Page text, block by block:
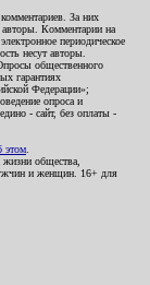
За них
авторы. Комментарии на
периодическое
несут авторы.
общественного
гарантиях
Федерации»;
опроса и
- сайт, без оплаты -
этом
общества,
и женщин. 16+ для